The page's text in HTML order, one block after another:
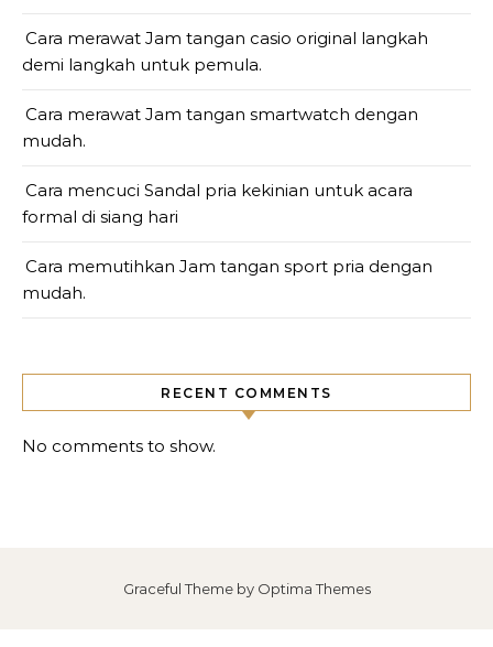
Cara merawat Jam tangan casio original langkah
demi langkah untuk pemula.
Cara merawat Jam tangan smartwatch dengan
mudah.
Cara mencuci Sandal pria kekinian untuk acara
formal di siang hari
Cara memutihkan Jam tangan sport pria dengan
mudah.
RECENT COMMENTS
No comments to show.
Graceful Theme by Optima Themes